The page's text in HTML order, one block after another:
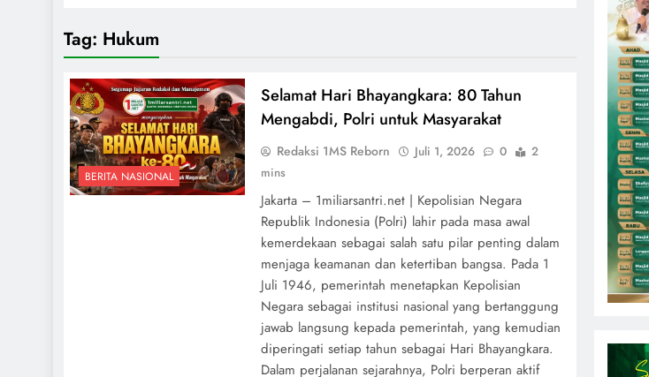
Tag: Hukum
BERITA NASIONAL
Selamat Hari Bhayangkara: 80 Tahun
Mengabdi, Polri untuk Masyarakat
Redaksi 1MS Reborn Juli 1, 2026 0
2
mins
Jakarta – 1miliarsantri.net | Kepolisian Negara
Republik Indonesia (Polri) lahir pada masa awal
kemerdekaan sebagai salah satu pilar penting dalam
menjaga keamanan dan ketertiban bangsa. Pada 1
Juli 1946, pemerintah menetapkan Kepolisian
Negara sebagai institusi nasional yang bertanggung
jawab langsung kepada pemerintah, yang kemudian
diperingati setiap tahun sebagai Hari Bhayangkara.
Dalam perjalanan sejarahnya, Polri berperan aktif